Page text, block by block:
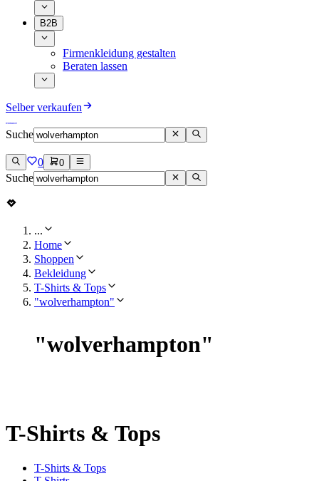
B2B
Firmenkleidung gestalten
Beraten lassen
Selber verkaufen
Suche
0 0
Suche
...
Home
Shoppen
Bekleidung
T-Shirts & Tops
"wolverhampton"
"wolverhampton"
T-Shirts & Tops
T-Shirts & Tops